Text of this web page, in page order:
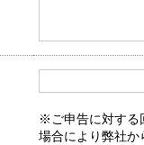
※ご申告に対する
場合により弊社か